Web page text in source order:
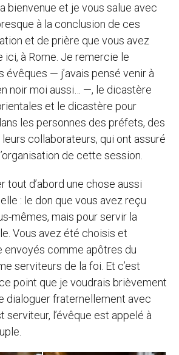
bienvenue et je vous salue avec
à la conclusion de ces
et de prière que vous avez
ici, à Rome. Je remercie le
évêques — j’avais pensé venir à
noir moi aussi… —, le dicastère
et le dicastère pour
les personnes des préfets, des
collaborateurs, qui ont assuré
de cette session.
tout d’abord une chose aussi
: le don que vous avez reçu
mêmes, mais pour servir la
Vous avez été choisis et
envoyés comme apôtres du
serviteurs de la foi. Et c’est
point que je voudrais brièvement
dialoguer fraternellement avec
serviteur, l’évêque est appelé à